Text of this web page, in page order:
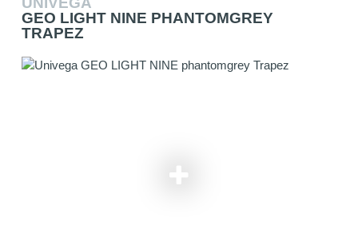
GEO LIGHT NINE PHANTOMGREY
TRAPEZ